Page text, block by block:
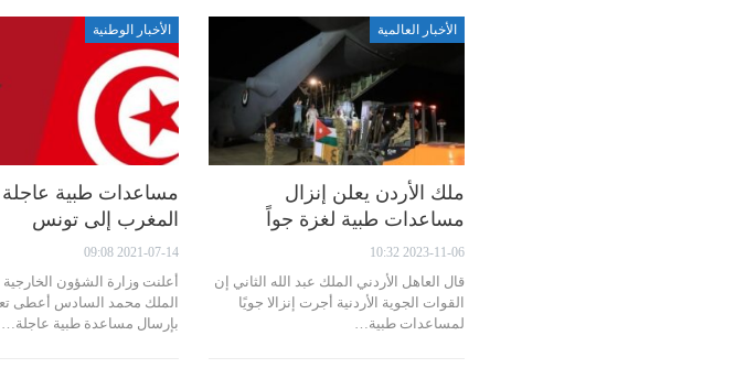
الأخبار العالمية
ملك الأردن يعلن إنزال
مساعدات طبية لغزة جواً
2023-11-06 10:32
قال العاهل الأردني الملك عبد الله الثاني إن
القوات الجوية الأردنية أجرت إنزالا جويًا
لمساعدات طبية…
الأخبار الوطنية
مساعدات طبية
المغرب إلى تونس
2021-07-14 09:08
أعلنت وزارة الشؤون الخارجية
الملك محمد السادس أعطى
بإرسال مساعدة طبية عاجلة…